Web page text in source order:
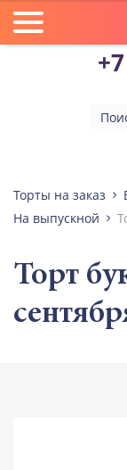
Торты на заказ
На выпускной
Торт